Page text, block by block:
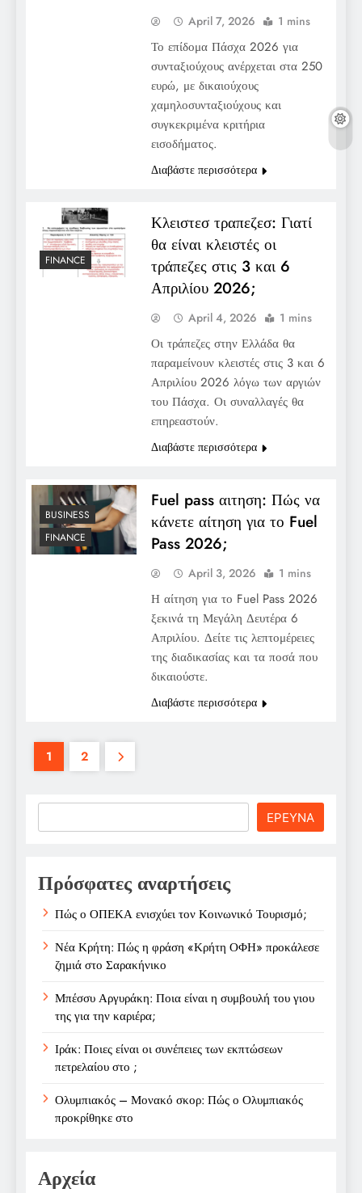
April 7, 2026 1 mins
Το επίδομα Πάσχα 2026 για
συνταξιούχους ανέρχεται στα 250
ευρώ, με δικαιούχους
χαμηλοσυνταξιούχους και
συγκεκριμένα κριτήρια
εισοδήματος.
Διαβάστε περισσότερα
FINANCE
Κλειστεσ τραπεζεσ: Γιατί
θα είναι κλειστές οι
τράπεζες στις 3 και 6
Απριλίου 2026;
April 4, 2026 1 mins
Οι τράπεζες στην Ελλάδα θα
παραμείνουν κλειστές στις 3 και 6
Απριλίου 2026 λόγω των αργιών
του Πάσχα. Οι συναλλαγές θα
επηρεαστούν.
Διαβάστε περισσότερα
BUSINESS
FINANCE
Fuel pass αιτηση: Πώς να
κάνετε αίτηση για το Fuel
Pass 2026;
April 3, 2026 1 mins
Η αίτηση για το Fuel Pass 2026
ξεκινά τη Μεγάλη Δευτέρα 6
Απριλίου. Δείτε τις λεπτομέρειες
της διαδικασίας και τα ποσά που
δικαιούστε.
Διαβάστε περισσότερα
1 2
ΕΡΕΥΝΑ
Πρόσφατες αναρτήσεις
Πώς ο ΟΠΕΚΑ ενισχύει τον Κοινωνικό Τουρισμό;
Νέα Κρήτη: Πώς η φράση «Κρήτη ΟΦΗ» προκάλεσε
ζημιά στο Σαρακήνικο
Μπέσσυ Αργυράκη: Ποια είναι η συμβουλή του γιου
της για την καριέρα;
Ιράκ: Ποιες είναι οι συνέπειες των εκπτώσεων
πετρελαίου στο ;
Ολυμπιακός – Μονακό σκορ: Πώς ο Ολυμπιακός
προκρίθηκε στο
Αρχεία